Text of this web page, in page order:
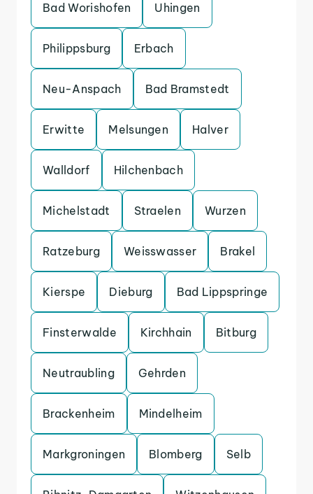
Bad Worishofen Uhingen
Philippsburg Erbach
Neu-Anspach Bad Bramstedt
Erwitte Melsungen Halver
Walldorf Hilchenbach
Michelstadt Straelen Wurzen
Ratzeburg Weisswasser Brakel
Kierspe Dieburg Bad Lippspringe
Finsterwalde Kirchhain Bitburg
Neutraubling Gehrden
Brackenheim Mindelheim
Markgroningen Blomberg Selb